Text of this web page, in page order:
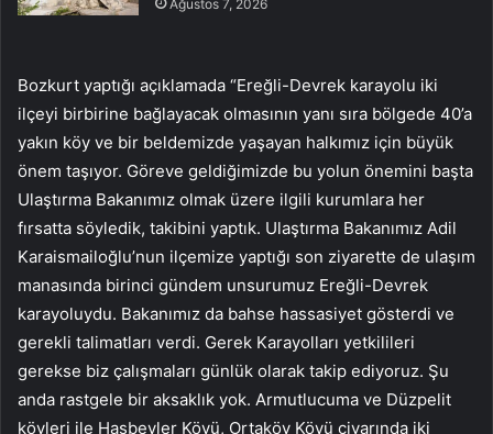
Ağustos 7, 2026
Bozkurt yaptığı açıklamada “Ereğli-Devrek karayolu iki
ilçeyi birbirine bağlayacak olmasının yanı sıra bölgede 40’a
yakın köy ve bir beldemizde yaşayan halkımız için büyük
önem taşıyor. Göreve geldiğimizde bu yolun önemini başta
Ulaştırma Bakanımız olmak üzere ilgili kurumlara her
fırsatta söyledik, takibini yaptık. Ulaştırma Bakanımız Adil
Karaismailoğlu’nun ilçemize yaptığı son ziyarette de ulaşım
manasında birinci gündem unsurumuz Ereğli-Devrek
karayoluydu. Bakanımız da bahse hassasiyet gösterdi ve
gerekli talimatları verdi. Gerek Karayolları yetkilileri
gerekse biz çalışmaları günlük olarak takip ediyoruz. Şu
anda rastgele bir aksaklık yok. Armutlucuma ve Düzpelit
köyleri ile Hasbeyler Köyü, Ortaköy Köyü civarında iki